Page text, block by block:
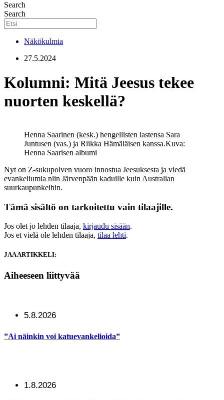
Search
Search
Näkökulmia
27.5.2024
Kolumni: Mitä Jeesus tekee
nuorten keskellä?
Henna Saarinen (kesk.) hengellisten lastensa Sara
Juntusen (vas.) ja Riikka Hämäläisen kanssa.Kuva:
Henna Saarisen albumi
Nyt on Z-sukupolven vuoro innostua Jeesuksesta ja viedä
evankeliumia niin Järvenpään kaduille kuin Australian
suurkaupunkeihin.
Tämä sisältö on tarkoitettu vain tilaajille.
Jos olet jo lehden tilaaja, kirjaudu sisään.
Jos et vielä ole lehden tilaaja, tilaa lehti.
JAA ARTIKKELI:
Aiheeseen liittyvää
5.8.2026
”Ai näinkin voi katuevankelioida”
1.8.2026